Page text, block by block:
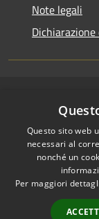
Note legali
Accessibilità
Privacy
Cookie
Mappa del sito
Area riservata
amministratori
Questo sito web
necessari al
nonché un
Per maggiori